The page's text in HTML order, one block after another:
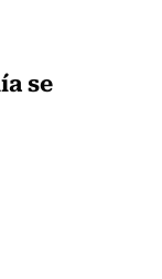
se